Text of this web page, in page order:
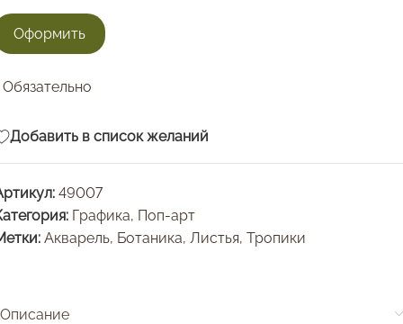
Обязательно
Добавить в список желаний
49007
Графика, Поп-арт
Акварель, Ботаника, Листья, Тропики
Описание